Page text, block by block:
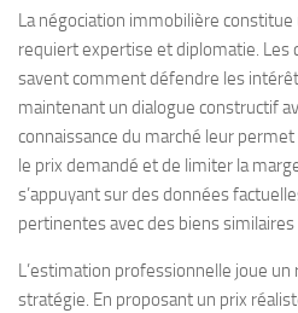
La négociation immobilière constitue
requiert expertise et diplomatie.
savent comment défendre les
maintenant un dialogue constructif
connaissance du marché leur
le prix demandé et de limiter la
s’appuyant sur des données
pertinentes avec des biens
L’estimation professionnelle joue
stratégie. En proposant un prix